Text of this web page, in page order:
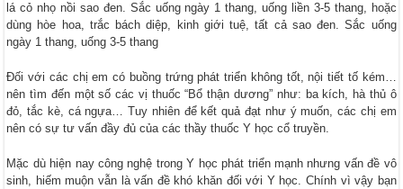
lá cỏ nhọ nồi sao đen. Sắc uống ngày 1 thang, uống liền 3-5 thang, hoặc
dùng hòe hoa, trắc bách diệp, kinh giới tuệ, tất cả sao đen. Sắc uống
ngày 1 thang, uống 3-5 thang
Đối với các chị em có buồng trứng phát triển không tốt, nội tiết tố kém…
nên tìm đến một số các vị thuốc “Bổ thận dương” như: ba kích, hà thủ ô
đỏ, tắc kè, cá ngựa… Tuy nhiên để kết quả đạt như ý muốn, các chị em
nên có sự tư vấn đầy đủ của các thầy thuốc Y học cổ truyền.
Mặc dù hiện nay công nghệ trong Y học phát triển mạnh nhưng vấn đề vô
sinh, hiếm muộn vẫn là vấn đề khó khăn đối với Y học. Chính vì vậy bạn